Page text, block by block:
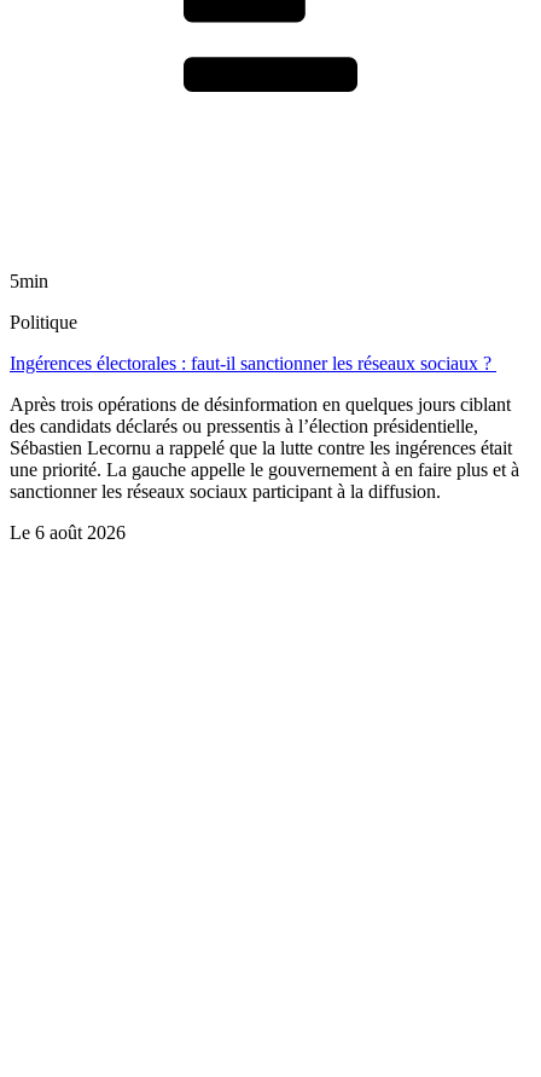
5min
Politique
Ingérences électorales : faut-il sanctionner les réseaux sociaux ?
Après trois opérations de désinformation en quelques jours ciblant
des candidats déclarés ou pressentis à l’élection présidentielle,
Sébastien Lecornu a rappelé que la lutte contre les ingérences était
une priorité. La gauche appelle le gouvernement à en faire plus et à
sanctionner les réseaux sociaux participant à la diffusion.
Le 6 août 2026